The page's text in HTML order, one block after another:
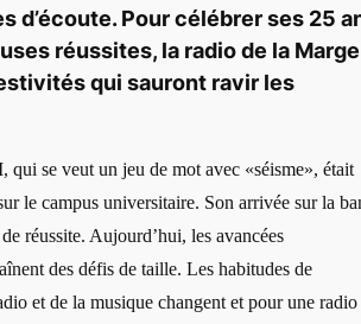
d’écoute. Pour célébrer ses 25
réussites, la radio de la Marge
qui sauront ravir les
qui se veut un jeu de mot avec «séisme», était
le campus universitaire. Son arrivée sur la
réussite. Aujourd’hui, les avancées
des défis de taille. Les habitudes de
et de la musique changent et pour une radio